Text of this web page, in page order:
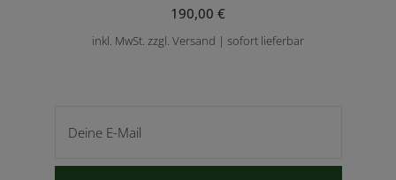
190,00 €
inkl. MwSt. zzgl. Versand | sofort lieferbar